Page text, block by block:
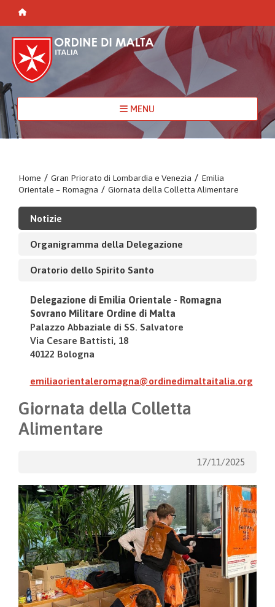
MENU
Home / Gran Priorato di Lombardia e Venezia / Emilia
Orientale – Romagna / Giornata della Colletta Alimentare
Notizie
Organigramma della Delegazione
Oratorio dello Spirito Santo
Delegazione di Emilia Orientale - Romagna
Sovrano Militare Ordine di Malta
Palazzo Abbaziale di SS. Salvatore
Via Cesare Battisti, 18
40122 Bologna
emiliaorientaleromagna@ordinedimaltaitalia.org
Giornata della Colletta
Alimentare
17/11/2025